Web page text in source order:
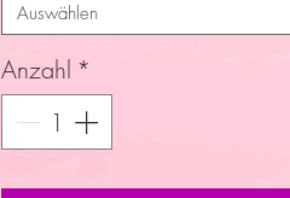
Auswählen
Anzahl *